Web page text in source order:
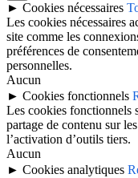
► Cookies nécessaires
Les cookies nécessaires
site comme les
préférences de
personnelles.
Aucun
► Cookies fonctionnels
Les cookies fonctionnels
partage de contenu sur
l’activation d’outils tiers.
Aucun
► Cookies analytiques